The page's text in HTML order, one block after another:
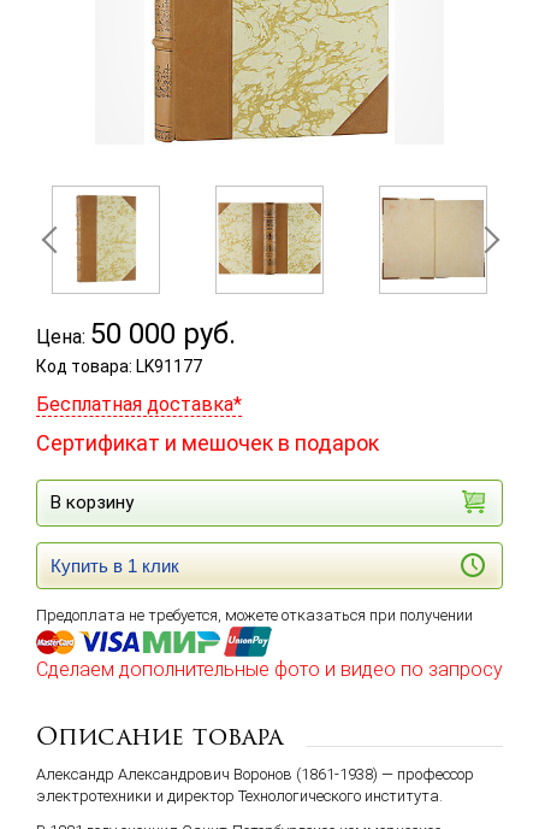
Цена: 50 000 руб.
Код товара: LK91177
Бесплатная доставка*
Сертификат и мешочек в подарок
В корзину
Купить в 1 клик
Предоплата не требуется, можете отказаться при получении
Сделаем дополнительные фото и видео по запросу
Описание товара
Александр Александрович Воронов (1861-1938) — профессор
электротехники и директор Технологического института.